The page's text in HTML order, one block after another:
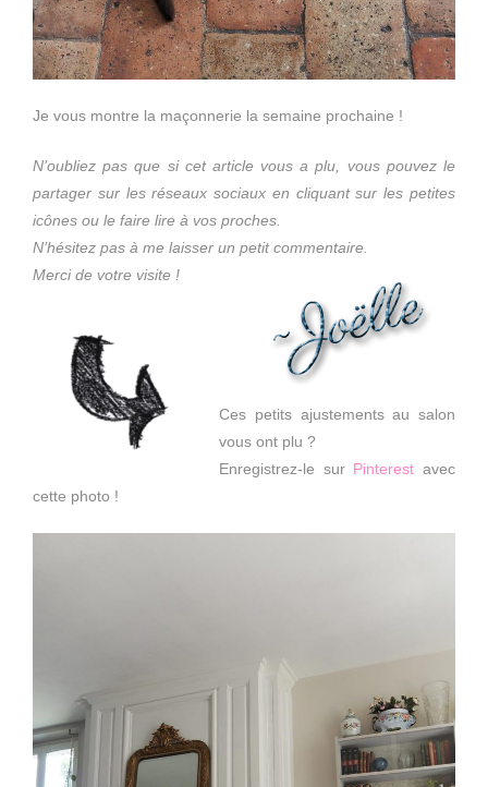
Je vous montre la maçonnerie la semaine prochaine !
N’oubliez pas que si cet article vous a plu, vous pouvez le
partager sur les réseaux sociaux en cliquant sur les petites
icônes ou le faire lire à vos proches.
N’hésitez pas à me laisser un petit commentaire.
Merci de votre visite !
Ces petits ajustements au salon
vous ont plu ?
Enregistrez-le sur Pinterest avec
cette photo !